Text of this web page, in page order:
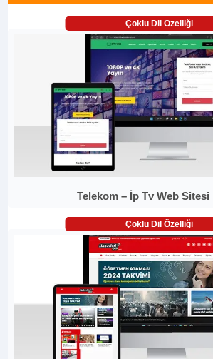
Çoklu Dil Özelliği
Telekom – İp Tv Web Sitesi
Çoklu Dil Özelliği